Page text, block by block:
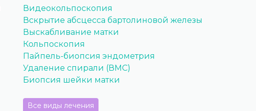
Видеокольпоскопия
Вскрытие абсцесса бартолиновой железы
Выскабливание матки
Кольпоскопия
Пайпель-биопсия эндометрия
Удаление спирали (ВМС)
Биопсия шейки матки
Все виды лечения